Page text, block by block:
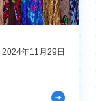
2024年11月29日